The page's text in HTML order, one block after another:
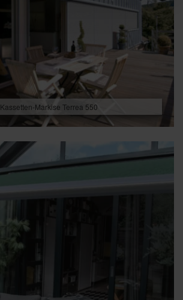
Kassetten-Markise Terrea 550